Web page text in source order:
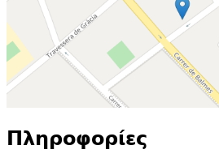
Πληροφορίες